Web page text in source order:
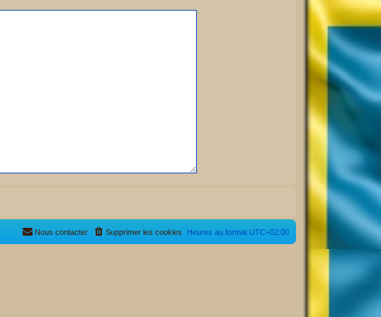
Heures au format UTC+02:00
Supprimer les cookies
Nous contacter